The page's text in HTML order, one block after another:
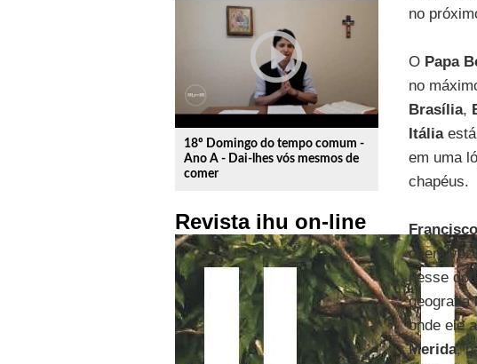
play_circle_outline
18º Domingo do tempo comum -
Ano A - Dai-lhes vós mesmos de
comer
Revista ihu on-line
no
O Papa
no
Brasília,
Itáliaestá
em uma
chapéus.
Francisco
deem
nesse
geografia
onde ele
Merida,